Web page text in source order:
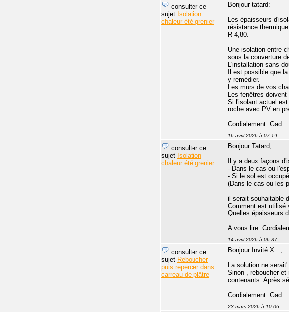
Bonjour tatard:
Les épaisseurs
résistance
R 4,80.
Une isolation entre
sous la couverture
L'installation sans
Il est possible que
y remédier.
Les murs de vos
Les fenêtres
Si l'isolant actuel est
roche avec PV en
Cordialement. Gad
16 avril 2026 à 07:19
consulter ce
sujet Isolation
chaleur été grenier
Bonjour Tatard,
Il y a deux façons
- Dans le cas ou
- Si le sol est
(Dans le cas ou les
il serait souhaitable
Comment est utilisé
Quelles épaisseurs
A vous lire.
14 avril 2026 à 06:37
consulter ce
sujet Isolation
chaleur été grenier
Bonjour Invité X...,
La solution ne
Sinon , reboucher et
contenants. Après
Cordialement. Gad
23 mars 2026 à 10:06
consulter ce
sujet Reboucher
puis repercer dans
carreau de plâtre